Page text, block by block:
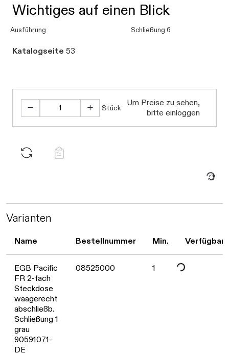
Wichtiges auf einen Blick
Ausführung Schließung 6
Katalogseite 53
Stück
Um Preise zu sehen,
bitte einloggen
Varianten
Name Bestellnummer Min.
EGB Pacific
FR 2-fach
Steckdose
waagerecht
abschließb.
Schließung 1
grau
90591071-
DE
08525000 1 Daten werden